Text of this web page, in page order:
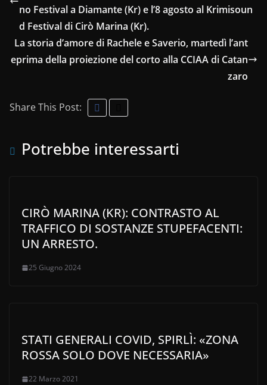
no Festival a Diamante (Kr) e l’8 agosto al Krimisoun
d Festival di Cirò Marina (Kr).
La storia d’amore di Rachele e Saverio, martedì l’ant
eprima della proiezione del corto alla CCIAA di Catan
zaro
Share This Post:
Potrebbe interessarti
CIRÒ MARINA (KR): CONTRASTO AL
TRAFFICO DI SOSTANZE STUPEFACENTI:
UN ARRESTO.
25 Giugno 2024
STATI GENERALI COVID, SPIRLÌ: «ZONA
ROSSA SOLO DOVE NECESSARIA»
22 Marzo 2021